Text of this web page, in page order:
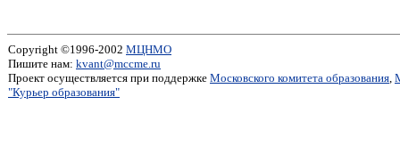
Copyright ©1996-2002 МЦНМО
Пишите нам: kvant@mccme.ru
Проект осуществляется при поддержке Московского комитета образования,
"Курьер образования"